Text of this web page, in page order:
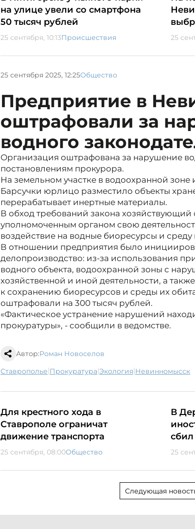
на улице увели со смартфона
50 тысяч рублей
25 сентября, 10:13Происшествия 25
25 сентября 2025, 12:25Общество
Предприятие в
оштрафовали за
водного
Организация оштрафована за нарушение
постановлениям прокурора.
На земельном участке в водоохранной
Барсучки юрлицо разместило объекты
перерабатывает инертные материалы.
В обход требований закона хозяйствующий
уполномоченным органом свою
воздействие на водные биоресурсы и среду
В отношении предприятия было
делопроизводство: из-за использования
водного объекта, водоохранной зоны с
хозяйственной и иной деятельности, а
к сохранению биоресурсов и среды их
оштрафовали на 300 тысяч рублей.
«Фактическое устранение нарушений
прокуратуры», - сообщили в ведомстве.
Автор:Роман Новоселов
Ставрополье| прокуратура| экология| Невинномысск
Для крестного хода в
Ставрополе ограничат
движение транспорта
25 сентября, 08:00Общество
В
25
Следующая